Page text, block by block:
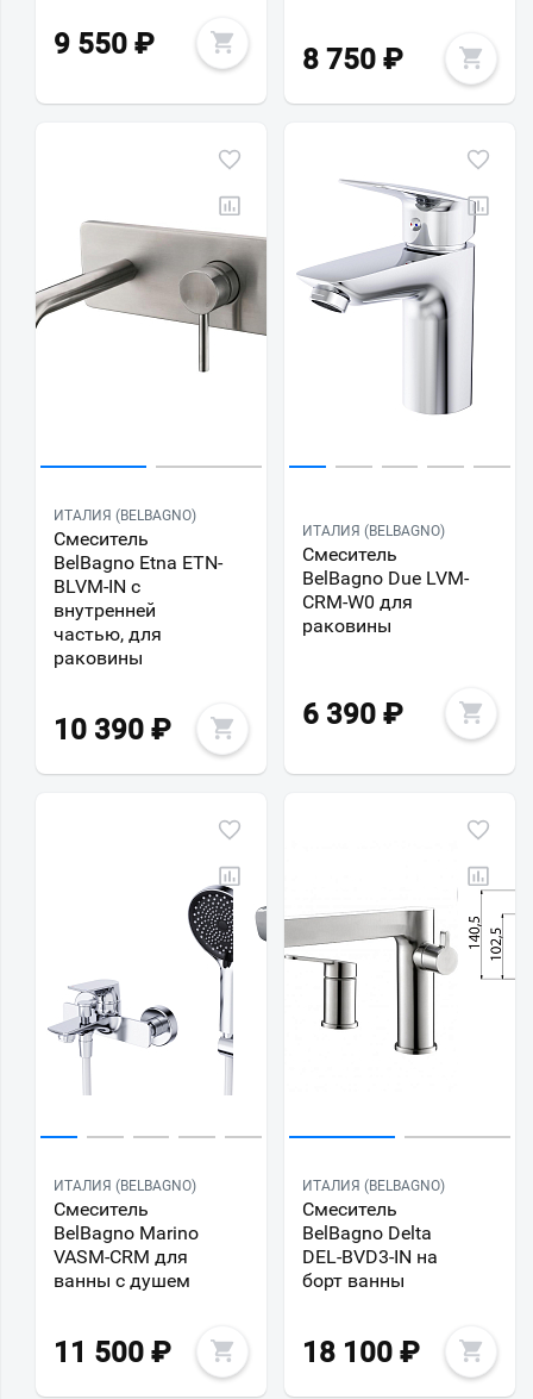
9 550 ₽ 8 750 ₽
ИТАЛИЯ (BELBAGNO)
Смеситель
BelBagno Etna ETN-
BLVM-IN с
внутренней
частью, для
раковины
10 390 ₽
ИТАЛИЯ (BELBAGNO)
Смеситель
BelBagno Due LVM-
CRM-W0 для
раковины
6 390 ₽
ИТАЛИЯ (BELBAGNO)
Смеситель
BelBagno Marino
VASM-CRM для
ванны с душем
11 500 ₽
ИТАЛИЯ (BELBAGNO)
Смеситель
BelBagno Delta
DEL-BVD3-IN на
борт ванны
18 100 ₽